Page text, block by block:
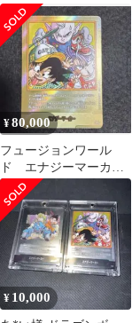
79
¥80,000
フュージョンワール
ド エナジーマーカー
e-85 金 37巻表紙 マン
ガブースタ
¥ 10,000